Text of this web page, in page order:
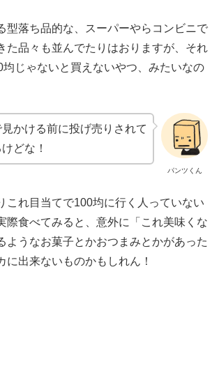
型落ち品的な、スーパーやらコンビニで
た品々も並んでたりはおりますが、それ
均じゃないと買えないやつ、みたいなの
パンツくん
かける前に投げ売りされて
どな！
これ目当てで100均に行く人っていない
際食べてみると、意外に「これ美味くな
うなお菓子とかおつまみとかがあった
に出来ないものかもしれん！